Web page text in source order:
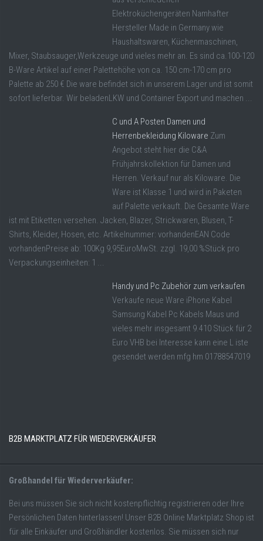
Elektroküchengeräten Namhafter
Hersteller Made in Germany wie
Haushaltswaren, Küchenmaschinen,
Mixer, Staubsauger,Werkzeuge und vieles mehr an. Es sind ca.100-120
B-Ware Artikel auf einer Palettehöhe von ca. 150 cm-170 cm pro
Palette ab 250 € Die ware befindet sich in unserem Lager und ist somit
sofort lieferbar. Wir beladenLKW und Container Export und machen ...
C und A Posten Damen und
Herrenbekleidung Kiloware Zum
Angebot steht hier die C&A
Frühjahrskollektion für Damen und
Herren. Verkauf nur als Kiloware. Die
Ware ist Klasse 1 und wird in Paketen
auf Palette verkauft. Die Gesamte Ware
ist mit Etiketten versehen. Jacken, Blazer, Strickwaren, Blusen, T-
Shirts, Kleider, Hosen, etc. Artikelnummer: vorhandenEAN Code
vorhandenPreise ab: 100Kg 9,95EuroMwSt. zzgl. 19,00 %Stück pro
Verpackungseinheiten: 1 ...
Handy und Pc Zubehör zum verkaufen
Verkaufe neue Ware iPhone Kabel
Samsung Kabel Pc Kabels Maus und
vieles mehr insgesamt 9.410 Stück für 2
Euro VHB bei Interesse kann eine L iste
gesendet werden mfg hm 01788547019
B2B MARKTPLATZ FÜR WIEDERVERKÄUFER
Großhandel für Wiederverkäufer:
Bei uns müssen Sie sich nicht kostenpflichtig registrieren oder Ihre
Persönlichen Daten hinterlassen! Unser B2B Online Marktplatz Shop ist
für alle Einkäufer und Großhändler kostenlos. Sie müssen sich nur